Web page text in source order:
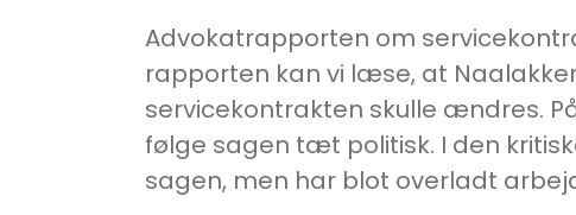
Advokatrapporten om
rapporten kan vi læse, at
servicekontrakten skulle ændres.
følge sagen tæt politisk. I den
sagen, men har blot overladt